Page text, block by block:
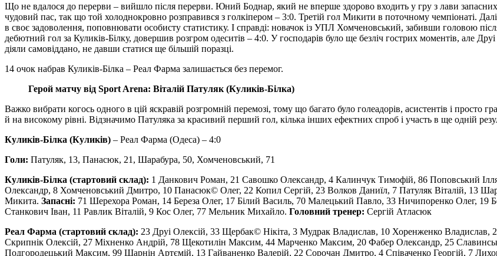
Що не вдалося до перерви – вийшло після перерви. Юний Боднар, який не вперше здорово входить у гру з лави
чудовий пас, так що той холоднокровно розправився з голкіпером – 3:0. Третій гол Микити в поточному чемпіонаті.
в своє задоволення, поповнювати особисту статистику. І справді: новачок із УПЛ Хомченовський, забивши головою
дебютний гол за Куликів-Білку, довершив розгром одеситів – 4:0. У господарів було ще безліч гострих моментів, але Друі
діяли самовіддано, не давши статися ще більшій поразці.
14 очок набрав Куликів-Білка – Реал Фарма залишається без перемог.
Герой матчу від Sport Arena: Віталій Патуляк (Куликів-Білка)
Важко вибрати когось одного в цій яскравій розгромній перемозі, тому що багато було голеадорів, асистентів і просто
й на високому рівні. Відзначимо Патуляка за красивий перший гол, кілька інших ефектних спроб і участь в ще одній
Куликів-Білка (Куликів) – Реал Фарма (Одеса) – 4:0
Голи: Патуляк, 13, Панасюк, 21, Шарабура, 50, Хомченовський, 71
Куликів-Білка (стартовий склад): 1 Данкович Роман, 21 Савошко Олександр, 4 Калинчук Тимофій, 86 Поповський
Олександр, 8 Хомченовський Дмитро, 10 Панасюк© Олег, 22 Копил Сергій, 23 Волков Даниїл, 7 Патуляк Віталій, 13
Микита. Запасні: 71 Шерехора Роман, 14 Береза Олег, 17 Білий Василь, 70 Малецький Павло, 33 Ничипоренко Олег, 19
Станкович Іван, 11 Равлик Віталій, 9 Кос Олег, 77 Мельник Михайло. Головний тренер: Сергій Атласюк
Реал Фарма (стартовий склад): 23 Друі Олексій, 33 Щербак© Нікіта, 3 Мудрак Владислав, 10 Хоренженко Владислав,
Скрипнік Олексій, 27 Міхненко Андрій, 78 Щекотилін Максим, 44 Марченко Максим, 20 Фабер Олександр, 25
Подгородецький Максим, 99 Шарнін Артємій, 13 Гайваненко Валерій, 22 Сорочан Дмитро, 4 Співаченко Георгій, 7